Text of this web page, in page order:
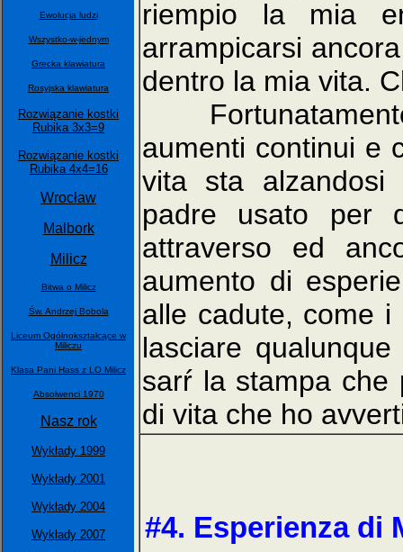
Ewolucja ludzi
Wszystko-w-jednym
Grecka klawiatura
Rosyjska klawiatura
Rozwiązanie kostki
Rubika 3x3=9
Rozwiązanie kostki
Rubika 4x4=16
Wrocław
Malbork
Milicz
Bitwa o Milicz
Św. Andrzej Bobola
Liceum Ogólnokształcące w
Miliczu
Klasa Pani Hass z LO Milicz
Absolwenci 1970
Nasz rok
Wykłady 1999
Wykłady 2001
Wykłady 2004
Wykłady 2007
riempio la mia
arrampicarsi
dentro la mia vita.
aumenti continui e
vita sta alzandosi
padre usato per
attraverso ed
aumento di
alle cadute, come
lasciare
sarŕ la stampa che
di vita che ho
#4. Esperienza di